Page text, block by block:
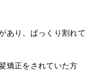
あり、ぱっくり割れて
矯正をされていた方